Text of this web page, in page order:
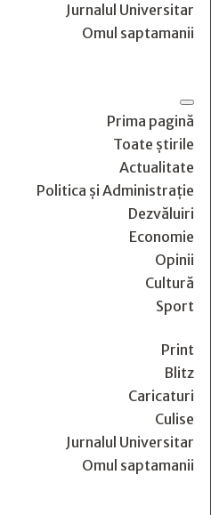
Jurnalul Universitar
Omul saptamanii
Prima pagină
Toate știrile
Actualitate
Politica și Administrație
Dezvăluiri
Economie
Opinii
Cultură
Sport
Print
Blitz
Caricaturi
Culise
Jurnalul Universitar
Omul saptamanii